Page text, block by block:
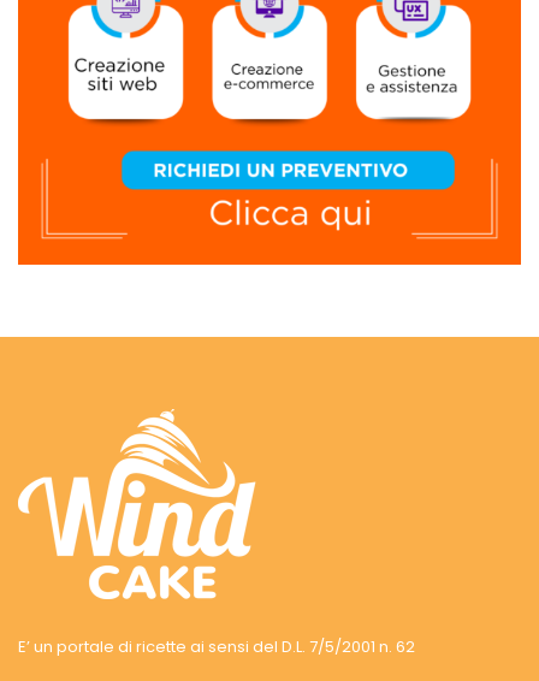
E’ un portale di ricette ai sensi del D.L. 7/5/2001 n. 62